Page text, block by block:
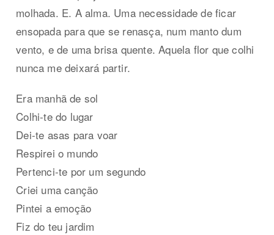
molhada. E. A alma. Uma necessidade de ficar
ensopada para que se renasça, num manto dum
vento, e de uma brisa quente. Aquela flor que colhi
nunca me deixará partir.
Era manhã de sol
Colhi-te do lugar
Dei-te asas para voar
Respirei o mundo
Pertenci-te por um segundo
Criei uma canção
Pintei a emoção
Fiz do teu jardim